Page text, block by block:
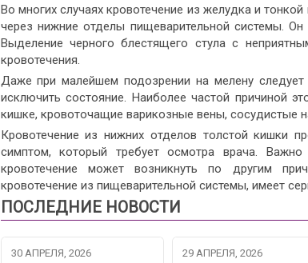
Во многих случаях кровотечение из желудка и
через нижние отделы пищеварительной системы. Он
Выделение черного блестящего стула с
кровотечения.
Даже при малейшем подозрении на мелену
исключить состояние. Наиболее частой причиной
кишке, кровоточащие варикозные вены, сосудистые
Кровотечение из нижних отделов толстой кишки
симптом, который требует осмотра врача.
кровотечение может возникнуть по другим
кровотечение из пищеварительной системы, имеет
ПОСЛЕДНИЕ НОВОСТИ
30 АПРЕЛЯ, 2026 29 АПРЕЛЯ, 2026